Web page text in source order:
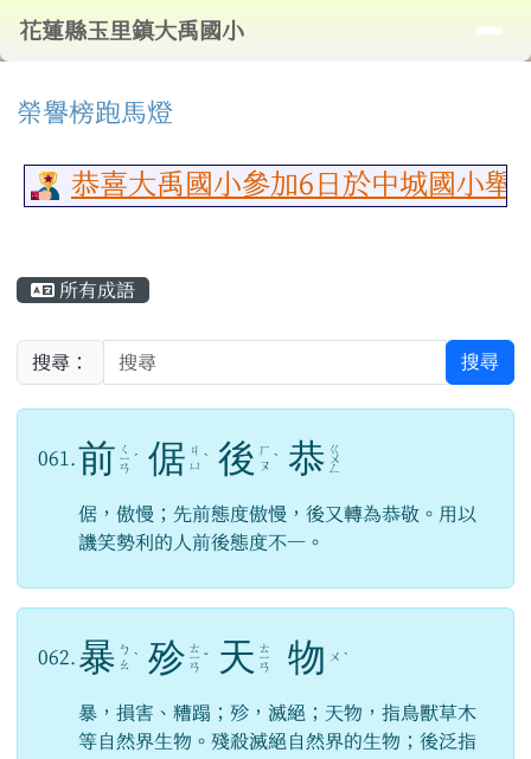
花蓮縣玉里鎮大禹國小
導覽列
花蓮縣玉里鎮大禹國小
上中區域內容
榮譽榜跑馬燈
恭喜大禹國小參加6日於中城國小舉
所有成語
搜尋： 搜尋
061. 前 ㄑ
ㄧ
ㄢ
ˊ 倨 ㄐ
ㄩ ˋ 後 ㄏ
ㄡ ˋ 恭 ㄍ
ㄨ
ㄥ
倨，傲慢；先前態度傲慢，後又轉為恭敬。用以
譏笑勢利的人前後態度不一。
062. 暴 ㄅ
ㄠ ˋ 殄 ㄊ
ㄧ
ㄢ
ˇ 天 ㄊ
ㄧ
ㄢ 物 ㄨ ˋ
暴，損害、糟蹋；殄，滅絕；天物，指鳥獸草木
等自然界生物。殘殺滅絕自然界的生物；後泛指